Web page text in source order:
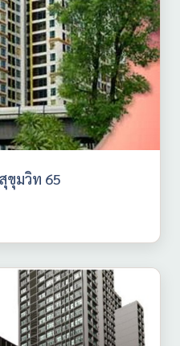
ขุมวิท 65